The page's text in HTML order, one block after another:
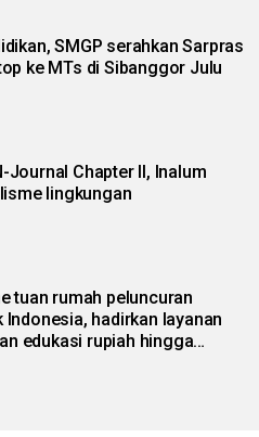
SMGP serahkan Sarpras
ke MTs di Sibanggor Julu
Journal Chapter II, Inalum
lingkungan
tuan rumah peluncuran
Indonesia, hadirkan layanan
edukasi rupiah hingga